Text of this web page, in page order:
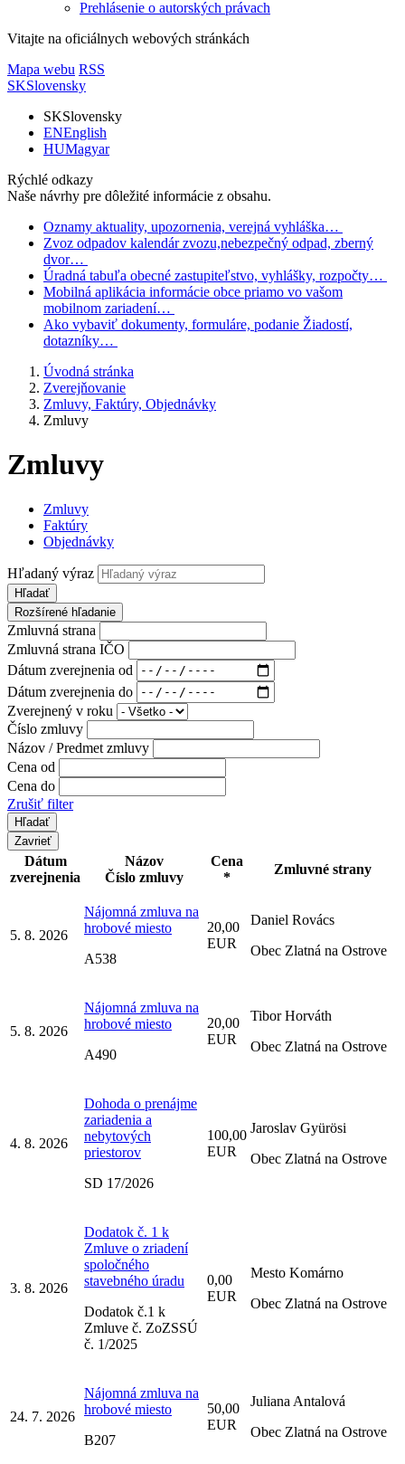
Prehlásenie o autorských právach
Vitajte na oficiálnych webových stránkách
Mapa webu RSS
SKSlovensky
SKSlovensky
ENEnglish
HUMagyar
Rýchlé odkazy
Naše návrhy pre dôležité informácie z obsahu.
Oznamy aktuality, upozornenia, verejná vyhláška…
Zvoz odpadov kalendár zvozu,nebezpečný odpad, zberný
dvor…
Úradná tabuľa obecné zastupiteľstvo, vyhlášky, rozpočty…
Mobilná aplikácia informácie obce priamo vo vašom
mobilnom zariadení…
Ako vybaviť dokumenty, formuláre, podanie Žiadostí,
dotazníky…
Úvodná stránka
Zverejňovanie
Zmluvy, Faktúry, Objednávky
Zmluvy
Zmluvy
Zmluvy
Faktúry
Objednávky
Hľadaný výraz
Hľadať
Rozšírené hľadanie
Zmluvná strana
Zmluvná strana IČO
Dátum zverejnenia od
Dátum zverejnenia do
Zverejnený v roku
Číslo zmluvy
Názov / Predmet zmluvy
Cena od
Cena do
Zrušiť filter
Zavrieť
Dátum
zverejnenia
Názov
Číslo zmluvy
Cena
*
Zmluvné strany
5. 8. 2026
Nájomná zmluva na
hrobové miesto
A538
20,00
EUR
Daniel Rovács
Obec Zlatná na Ostrove
5. 8. 2026
Nájomná zmluva na
hrobové miesto
A490
20,00
EUR
Tibor Horváth
Obec Zlatná na Ostrove
4. 8. 2026
Dohoda o prenájme
zariadenia a
nebytových
priestorov
SD 17/2026
100,00
EUR
Jaroslav Gyürösi
Obec Zlatná na Ostrove
3. 8. 2026
Dodatok č. 1 k
Zmluve o zriadení
spoločného
stavebného úradu
Dodatok č.1 k
Zmluve č. ZoZSSÚ
č. 1/2025
0,00
EUR
Mesto Komárno
Obec Zlatná na Ostrove
24. 7. 2026
Nájomná zmluva na
hrobové miesto
B207
50,00
EUR
Juliana Antalová
Obec Zlatná na Ostrove